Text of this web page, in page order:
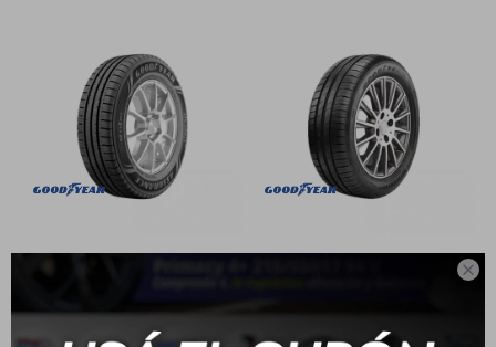

Max Life
USD 110,00 176,00
Repuestos